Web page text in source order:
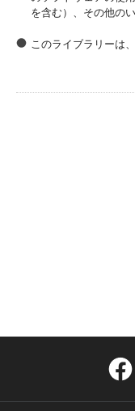
を含む）、その他の
このライブラリーは